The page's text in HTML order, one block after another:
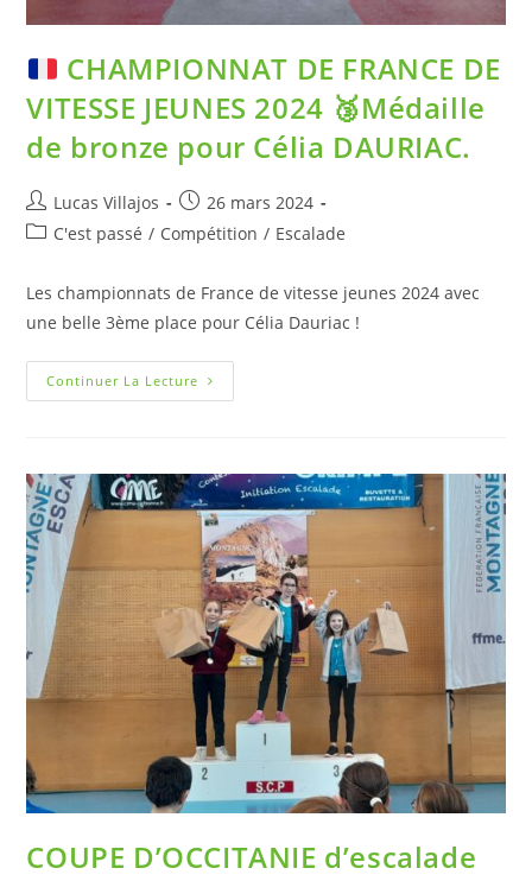
CHAMPIONNAT DE FRANCE DE
VITESSE JEUNES 2024 🥉Médaille
de bronze pour Célia DAURIAC.
Lucas Villajos
26 mars 2024
C'est passé / Compétition / Escalade
Les championnats de France de vitesse jeunes 2024 avec
une belle 3ème place pour Célia Dauriac !
Continuer La Lecture
COUPE D’OCCITANIE d’escalade